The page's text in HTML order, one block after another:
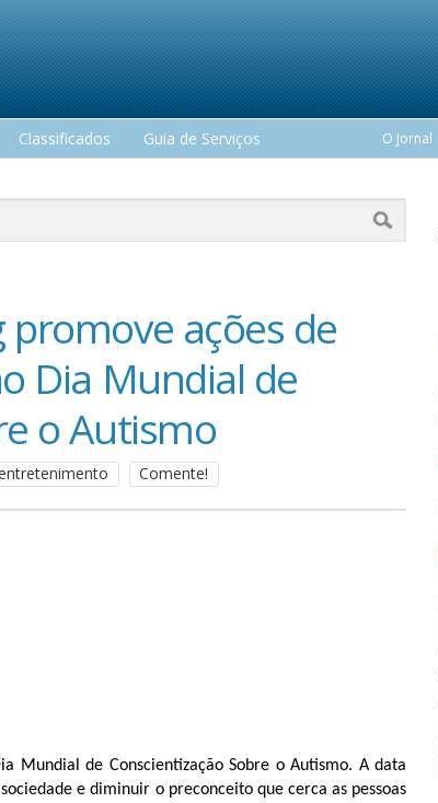
Classificados
Guia de Serviços
O Jornal
ações de
Dia Mundial de
o Autismo
Comente!
Mundial de Conscientização Sobre o Autismo. A data
e diminuir o preconceito que cerca as pessoas